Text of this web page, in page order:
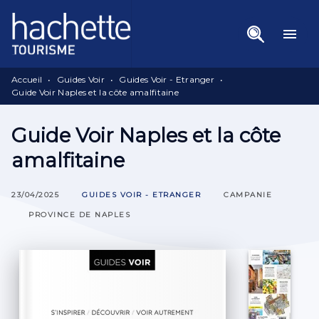
Menu Recherche
Pied De Page
menu
Accueil • Guides Voir • Guides Voir - Etranger •
Guide Voir Naples et la côte amalfitaine
Guide Voir Naples et la côte
amalfitaine
23/04/2025 GUIDES VOIR - ETRANGER CAMPANIE
PROVINCE DE NAPLES